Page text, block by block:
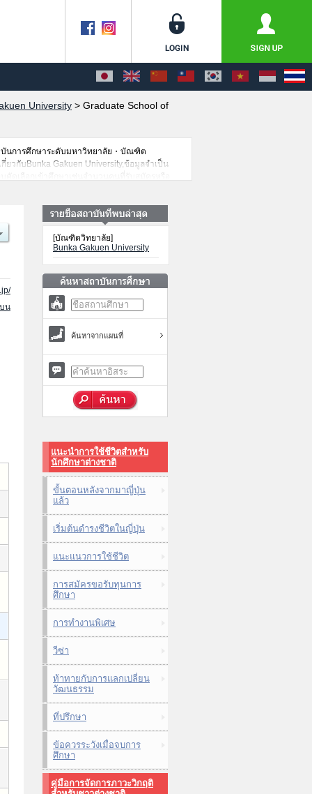
University > Graduate School of
าบันการศึกษาระดับมหาวิทยาลัย・บัณฑิต
วกับBunka Gakuen University,ข้อมูลจำเป็น
น
[บัณฑิตวิทยาลัย]
Bunka Gakuen University
ค้นหาจากแผนที่
แนะนำการใช้ชีวิตสำหรับ
นักศึกษาต่างชาติ
ขั้นตอนหลังจากมาญี่ปุ่น
แล้ว
เริ่มต้นดำรงชีวิตในญี่ปุ่น
แนะแนวการใช้ชีวิต
การสมัครขอรับทุนการ
ศึกษา
การทำงานพิเศษ
วีซ่า
ท้าทายกับการแลกเปลี่ยน
วัฒนธรรม
ที่ปรึกษา
ข้อควรระวังเมื่อจบการ
ศึกษา
คู่มือการจัดการภาวะวิกฤติ